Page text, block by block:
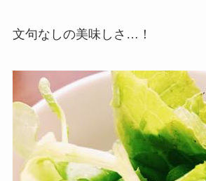
文句なしの美味しさ…！